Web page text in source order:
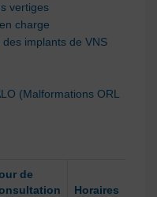
vertiges
charge
implants de VNS
(Malformations ORL
de
Horaires